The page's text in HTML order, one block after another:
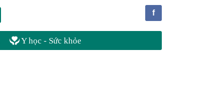
f
Y học - Sức khỏe